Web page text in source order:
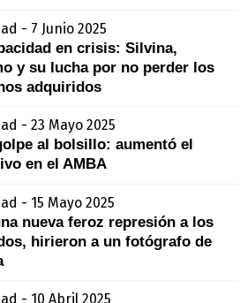
- 7 Junio 2025
en crisis: Silvina,
y su lucha por no perder los
adquiridos
- 23 Mayo 2025
al bolsillo: aumentó el
en el AMBA
- 15 Mayo 2025
nueva feroz represión a los
hirieron a un fotógrafo de
- 10 Abril 2025